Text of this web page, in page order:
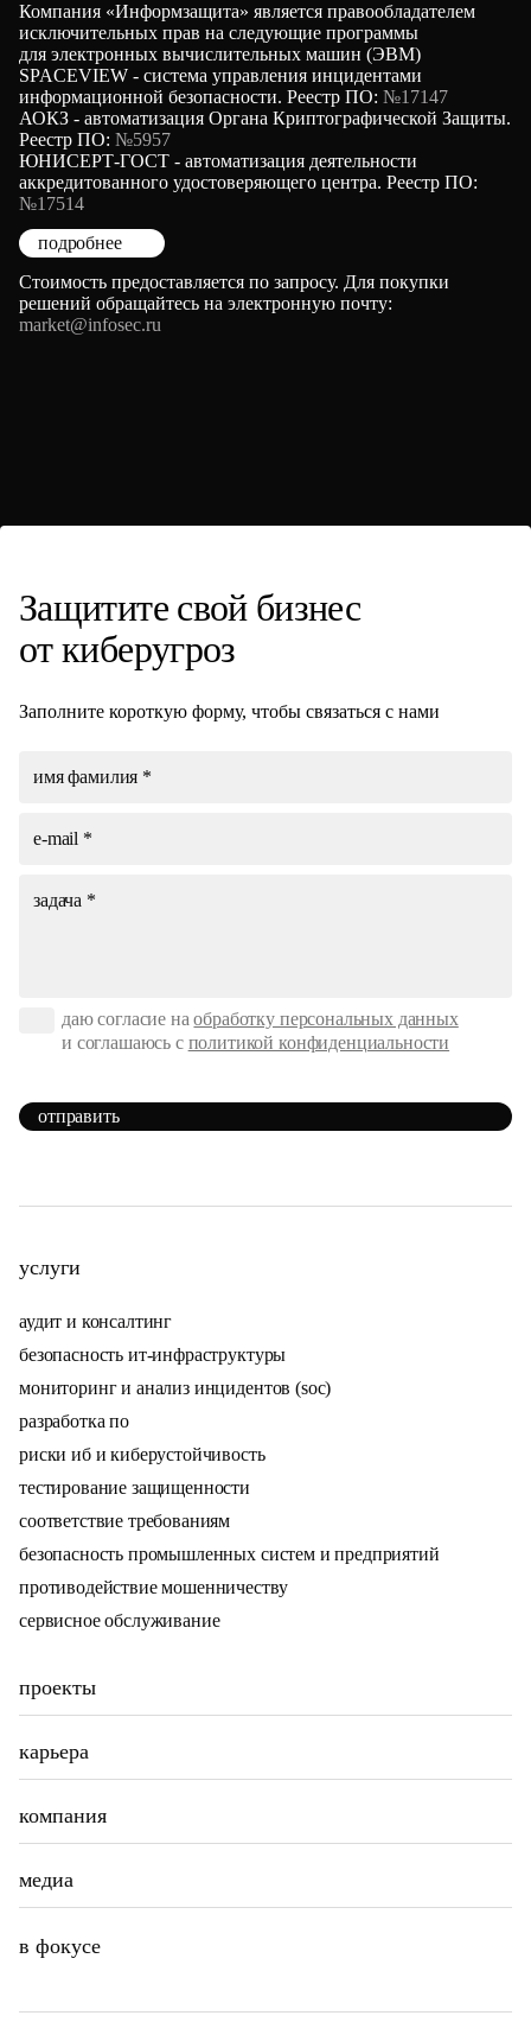
Компания «Информзащита» является правообладателем
исключительных прав на следующие программы
для электронных вычислительных машин (ЭВМ)
SPACEVIEW - система управления инцидентами
информационной безопасности. Реестр ПО: №17147
АОКЗ - автоматизация Органа Криптографической Защиты.
Реестр ПО: №5957
ЮНИСЕРТ-ГОСТ - автоматизация деятельности
аккредитованного удостоверяющего центра. Реестр ПО:
№17514
подробнее
Стоимость предоставляется по запросу. Для покупки
решений обращайтесь на электронную почту:
market@infosec.ru
Защитите свой бизнес
от киберугроз
Заполните короткую форму, чтобы связаться с нами
даю согласие наобработку персональных данных
и соглашаюсь с политикой конфиденциальности
отправить
услуги
аудит и консалтинг
безопасность ит-инфраструктуры
мониторинг и анализ инцидентов (soc)
разработка по
риски иб и киберустойчивость
тестирование защищенности
соответствие требованиям
безопасность промышленных систем и предприятий
противодействие мошенничеству
сервисное обслуживание
проекты
карьера
компания
в фокусе
медиа